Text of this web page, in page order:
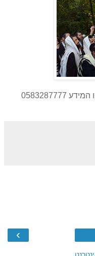
שידור חי של השיעור אחרי התפילה בקו המידע 0583287777
›